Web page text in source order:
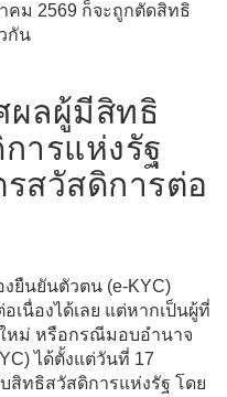
คม 2569 ก็จะถูกตัดสิทธิ
กัน
ผลผู้มีสิทธิ
ารแห่งรัฐ
สวัสดิการต่อ
ยืนยันตัวตน (e-KYC)
เนื่องได้เลย แต่หากเป็นผู้ที่
หม่ หรือกรณีมอบอำนาจ
ได้ตั้งแต่วันที่ 17
สิทธิสวัสดิการแห่งรัฐ โดย